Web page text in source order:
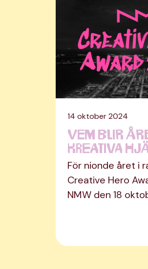
14 oktober 2024
Vem blir
kreativa
För nionde året i
Creative Hero
NMW den 18